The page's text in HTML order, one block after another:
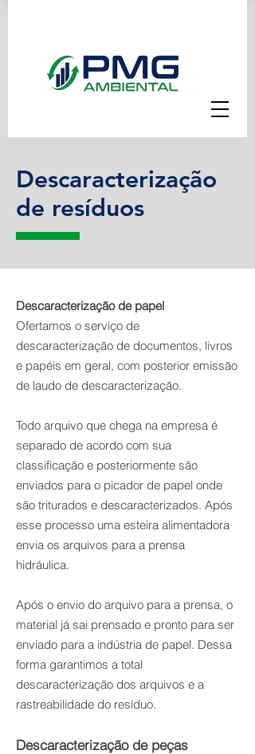
Descaracterização
de resíduos
Descaracterização de papel
Ofertamos o serviço de
descaracterização de documentos, livros
e papéis em geral, com posterior emissão
de laudo de descaracterização.
Todo arquivo que chega na empresa é
separado de acordo com sua
classificação e posteriormente são
enviados para o picador de papel onde
são triturados e descaracterizados. Após
esse processo uma esteira alimentadora
envia os arquivos para a prensa
hidráulica.
Após o envio do arquivo para a prensa, o
material já sai prensado e pronto para ser
enviado para a indústria de papel. Dessa
forma garantimos a total
descaracterização dos arquivos e a
rastreabilidade do resíduo.
Descaracterização de peças